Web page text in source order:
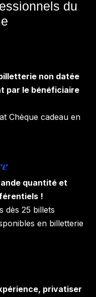
du
non datée
par le bénéficiaire
Chèque cadeau en
quantité et
!
dès 25 billets
en billetterie
privatiser